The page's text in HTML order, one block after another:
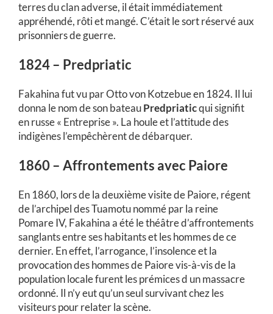
terres du clan adverse, il était immédiatement
appréhendé, rôti et mangé. C’était le sort réservé aux
prisonniers de guerre.
1824 – Predpriatic
Fakahina fut vu par Otto von Kotzebue en 1824. Il lui
donna le nom de son bateauPredpriaticqui signifit
en russe « Entreprise ». La houle et l’attitude des
indigènes l’empêchèrent de débarquer.
1860 – Affrontements avec Paiore
En 1860, lors de la deuxième visite de Paiore, régent
de l’archipel des Tuamotu nommé par la reine
Pomare IV, Fakahina a été le théâtre d’affrontements
sanglants entre ses habitants et les hommes de ce
dernier. En effet, l’arrogance, l’insolence et la
provocation des hommes de Paiore vis-à-vis de la
population locale furent les prémices d un massacre
ordonné. Il n’y eut qu’un seul survivant chez les
visiteurs pour relater la scène.